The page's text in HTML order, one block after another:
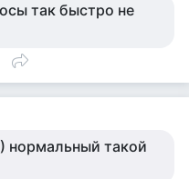
так быстро не
нормальный такой